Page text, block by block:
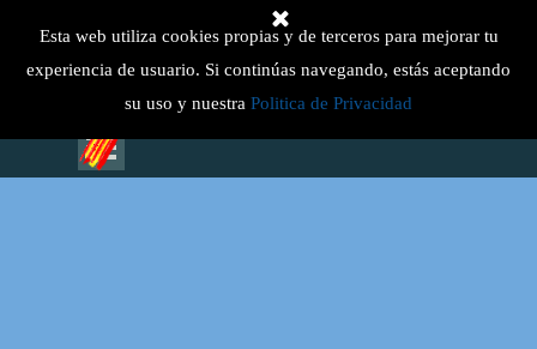
Esta web utiliza cookies propias y de terceros para mejorar tu
experiencia de usuario. Si continúas navegando, estás aceptando
su uso y nuestra Politica de Privacidad
Saltar menú
Select Language